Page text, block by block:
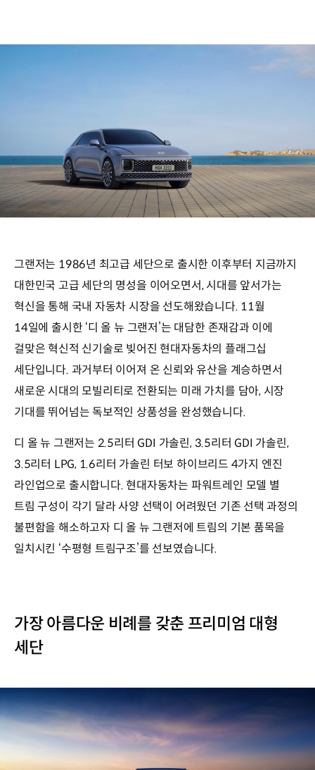
그랜저는 1986년 최고급 세단으로 출시한 이후부터 지금까지
대한민국 고급 세단의 명성을 이어오면서, 시대를 앞서가는
혁신을 통해 국내 자동차 시장을 선도해왔습니다. 11월
14일에 출시한 ‘디 올 뉴 그랜저’는 대담한 존재감과 이에
걸맞은 혁신적 신기술로 빚어진 현대자동차의 플래그십
세단입니다. 과거부터 이어져 온 신뢰와 유산을 계승하면서
새로운 시대의 모빌리티로 전환되는 미래 가치를 담아, 시장
기대를 뛰어넘는 독보적인 상품성을 완성했습니다.
디 올 뉴 그랜저는 2.5리터 GDI 가솔린, 3.5리터 GDI 가솔린,
3.5리터 LPG, 1.6리터 가솔린 터보 하이브리드 4가지 엔진
라인업으로 출시합니다. 현대자동차는 파워트레인 모델 별
트림 구성이 각기 달라 사양 선택이 어려웠던 기존 선택 과정의
불편함을 해소하고자 디 올 뉴 그랜저에 트림의 기본 품목을
일치시킨 ‘수평형 트림구조’를 선보였습니다.
가장 아름다운 비례를 갖춘 프리미엄 대형
세단